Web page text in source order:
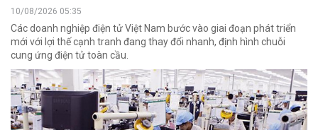
10/08/2026 05:35
Các doanh nghiệp điện tử Việt Nam bước vào giai đoạn phát triển
mới với lợi thế cạnh tranh đang thay đổi nhanh, định hình chuỗi
cung ứng điện tử toàn cầu.